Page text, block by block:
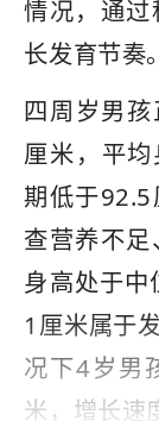
情况，通
长发育节奏。
四周岁男
厘米，平
期低于92.5
查营养不足
身高处于中
1厘米属于
况下4岁男
米，增长速